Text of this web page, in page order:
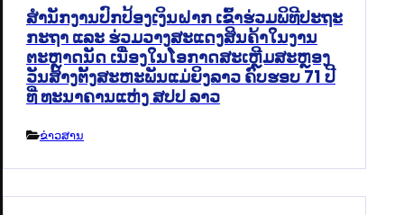
ສຳນັກງານປົກປ້ອງເງິນຝາກ ເຂົ້າຮ່ວມພິທີປະຖະ
ກະຖາ ແລະ ຮ່ວມວາງສະແດງສິນຄ້າໃນງານ
ຕະຫຼາດນັດ ເນື່ອງໃນໂອກາດສະເຫຼີມສະຫຼອງ
ວັນສ້າງຕັ້ງສະຫະພັນແມ່ຍິງລາວ ຄົບຮອບ 71 ປີ
ທີ່ ທະນາຄານແຫ່ງ ສປປ ລາວ
ຂ່າວສານ